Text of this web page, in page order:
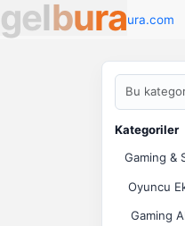
gelbura
Gelbura.com
Kategoriler
Gaming &
Oyuncu
Gaming